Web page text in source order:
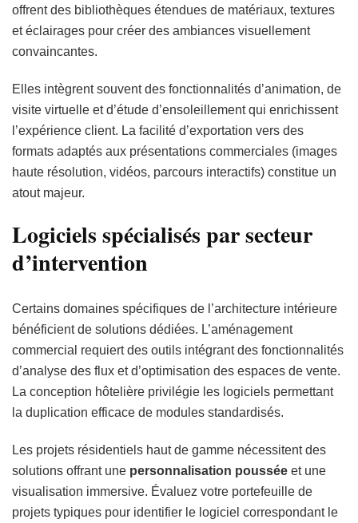
offrent des bibliothèques étendues de matériaux, textures
et éclairages pour créer des ambiances visuellement
convaincantes.
Elles intègrent souvent des fonctionnalités d’animation, de
visite virtuelle et d’étude d’ensoleillement qui enrichissent
l’expérience client. La facilité d’exportation vers des
formats adaptés aux présentations commerciales (images
haute résolution, vidéos, parcours interactifs) constitue un
atout majeur.
Logiciels spécialisés par secteur
d’intervention
Certains domaines spécifiques de l’architecture intérieure
bénéficient de solutions dédiées. L’aménagement
commercial requiert des outils intégrant des fonctionnalités
d’analyse des flux et d’optimisation des espaces de vente.
La conception hôtelière privilégie les logiciels permettant
la duplication efficace de modules standardisés.
Les projets résidentiels haut de gamme nécessitent des
solutions offrant une personnalisation poussée et une
visualisation immersive. Évaluez votre portefeuille de
projets typiques pour identifier le logiciel correspondant le